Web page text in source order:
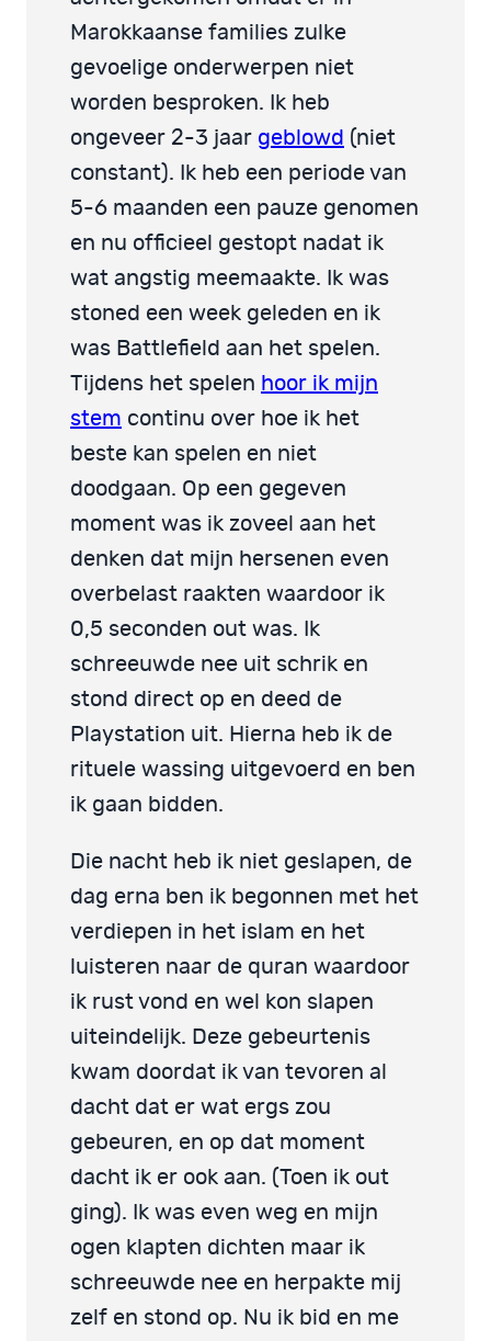
Marokkaanse families zulke
gevoelige onderwerpen niet
worden besproken. Ik heb
ongeveer 2-3 jaar geblowd (niet
constant). Ik heb een periode van
5-6 maanden een pauze genomen
en nu officieel gestopt nadat ik
wat angstig meemaakte. Ik was
stoned een week geleden en ik
was Battlefield aan het spelen.
Tijdens het spelen hoor ik mijn
stem continu over hoe ik het
beste kan spelen en niet
doodgaan. Op een gegeven
moment was ik zoveel aan het
denken dat mijn hersenen even
overbelast raakten waardoor ik
0,5 seconden out was. Ik
schreeuwde nee uit schrik en
stond direct op en deed de
Playstation uit. Hierna heb ik de
rituele wassing uitgevoerd en ben
ik gaan bidden.
Die nacht heb ik niet geslapen, de
dag erna ben ik begonnen met het
verdiepen in het islam en het
luisteren naar de quran waardoor
ik rust vond en wel kon slapen
uiteindelijk. Deze gebeurtenis
kwam doordat ik van tevoren al
dacht dat er wat ergs zou
gebeuren, en op dat moment
dacht ik er ook aan. (Toen ik out
ging). Ik was even weg en mijn
ogen klapten dichten maar ik
schreeuwde nee en herpakte mij
zelf en stond op. Nu ik bid en me